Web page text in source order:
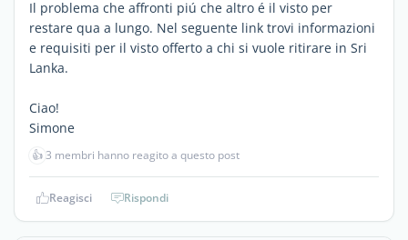
Il problema che affronti piú che altro é il visto per
restare qua a lungo. Nel seguente link trovi informazioni
e requisiti per il visto offerto a chi si vuole ritirare in Sri
Lanka.
Ciao!
Simone
👍3 membri hanno reagito a questo post
Reagisci Rispondi